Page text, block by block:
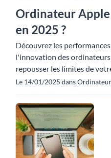
Ordinateur
en 2025 ?
Découvrez les
l'innovation des
repousser les limites de
Le 14/01/2025 dans